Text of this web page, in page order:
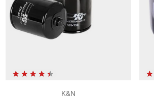
S 125 (Euro 5) (GSXS125/25)
R 125 (EURO 5) (WDL0/GSX-R)
S 125 (EURO 5) (WDL0/GSX-S)
K&N